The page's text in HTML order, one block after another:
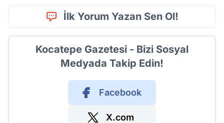
İlk Yorum Yazan Sen Ol!
Kocatepe Gazetesi - Bizi Sosyal
Medyada Takip Edin!
Facebook
X.com